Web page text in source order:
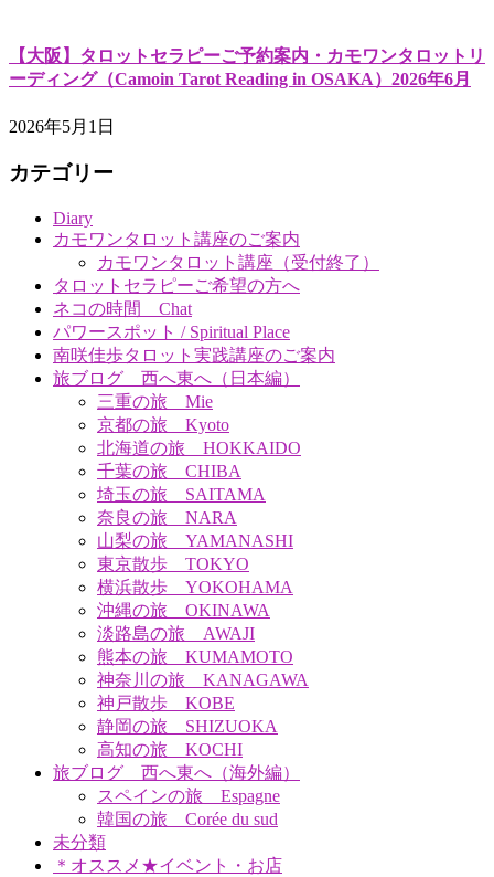
【大阪】タロットセラピーご予約案内・カモワンタロットリ
ーディング（Camoin Tarot Reading in OSAKA）2026年6月
2026年5月1日
カテゴリー
Diary
カモワンタロット講座のご案内
カモワンタロット講座（受付終了）
タロットセラピーご希望の方へ
ネコの時間 Chat
パワースポット / Spiritual Place
南咲佳歩タロット実践講座のご案内
旅ブログ 西へ東へ（日本編）
三重の旅 Mie
京都の旅 Kyoto
北海道の旅 HOKKAIDO
千葉の旅 CHIBA
埼玉の旅 SAITAMA
奈良の旅 NARA
山梨の旅 YAMANASHI
東京散歩 TOKYO
横浜散歩 YOKOHAMA
沖縄の旅 OKINAWA
淡路島の旅 AWAJI
熊本の旅 KUMAMOTO
神奈川の旅 KANAGAWA
神戸散歩 KOBE
静岡の旅 SHIZUOKA
高知の旅 KOCHI
旅ブログ 西へ東へ（海外編）
スペインの旅 Espagne
韓国の旅 Corée du sud
未分類
＊オススメ★イベント・お店